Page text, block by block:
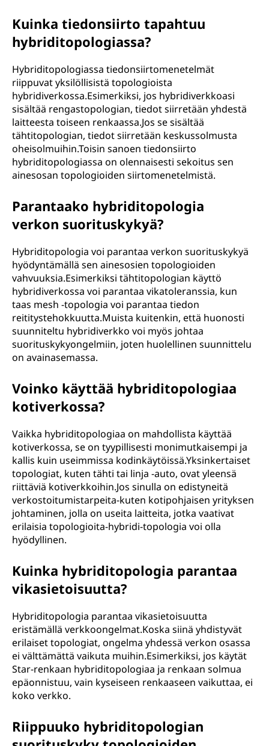
Kuinka tiedonsiirto tapahtuu
hybriditopologiassa?
Hybriditopologiassa tiedonsiirtomenetelmät
riippuvat yksilöllisistä topologioista
hybridiverkossa.Esimerkiksi, jos hybridiverkkoasi
sisältää rengastopologian, tiedot siirretään yhdestä
laitteesta toiseen renkaassa.Jos se sisältää
tähtitopologian, tiedot siirretään keskussolmusta
oheisolmuihin.Toisin sanoen tiedonsiirto
hybriditopologiassa on olennaisesti sekoitus sen
ainesosan topologioiden siirtomenetelmistä.
Parantaako hybriditopologia
verkon suorituskykyä?
Hybriditopologia voi parantaa verkon suorituskykyä
hyödyntämällä sen ainesosien topologioiden
vahvuuksia.Esimerkiksi tähtitopologian käyttö
hybridiverkossa voi parantaa vikatoleranssia, kun
taas mesh -topologia voi parantaa tiedon
reititystehokkuutta.Muista kuitenkin, että huonosti
suunniteltu hybridiverkko voi myös johtaa
suorituskykyongelmiin, joten huolellinen suunnittelu
on avainasemassa.
Voinko käyttää hybriditopologiaa
kotiverkossa?
Vaikka hybriditopologiaa on mahdollista käyttää
kotiverkossa, se on tyypillisesti monimutkaisempi ja
kallis kuin useimmissa kodinkäytöissä.Yksinkertaiset
topologiat, kuten tähti tai linja -auto, ovat yleensä
riittäviä kotiverkkoihin.Jos sinulla on edistyneitä
verkostoitumistarpeita-kuten kotipohjaisen yrityksen
johtaminen, jolla on useita laitteita, jotka vaativat
erilaisia topologioita-hybridi-topologia voi olla
hyödyllinen.
Kuinka hybriditopologia parantaa
vikasietoisuutta?
Hybriditopologia parantaa vikasietoisuutta
eristämällä verkkoongelmat.Koska siinä yhdistyvät
erilaiset topologiat, ongelma yhdessä verkon osassa
ei välttämättä vaikuta muihin.Esimerkiksi, jos käytät
Star-renkaan hybriditopologiaa ja renkaan solmua
epäonnistuu, vain kyseiseen renkaaseen vaikuttaa, ei
koko verkko.
Riippuuko hybriditopologian